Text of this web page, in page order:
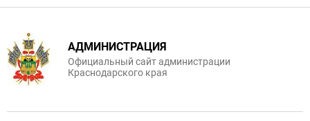
АДМИНИСТРАЦИЯ
Официальный сайт администрации
Краснодарского края